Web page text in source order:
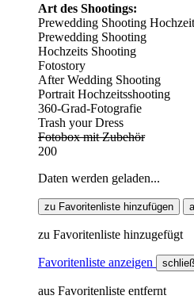
Art des Shootings:
Prewedding Shooting
Prewedding Shooting
Hochzeits Shooting
Fotostory
After Wedding Shooting
Portrait Hochzeitsshooting
360-Grad-Fotografie
Trash your Dress
Fotobox mit Zubehör
200
Daten werden geladen...
zu Favoritenliste hinzufügen
zu Favoritenliste hinzugefügt
Favoritenliste anzeigen
aus Favoritenliste entfernt